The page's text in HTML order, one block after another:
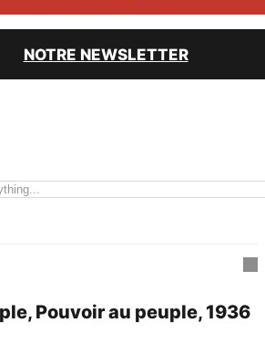
NOTRE NEWSLETTER
Pouvoir au peuple, 1936